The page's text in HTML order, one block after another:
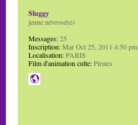
Sluggy
jeune névrosé(e)
Messages:25
Inscription:Mar Oct 25, 2011 4:50 pm
Localisation:PARIS
Film d'animation culte:Pirates